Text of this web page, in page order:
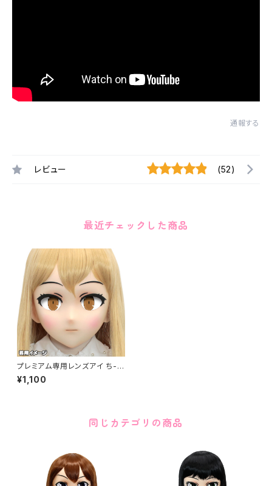
通報する
レビュー (52)
最近チェックした商品
プレミアム専用レンズアイ ち-ブ
ラウン Premium Lens Eye C
HI-Brown
¥1,100
同じカテゴリの商品